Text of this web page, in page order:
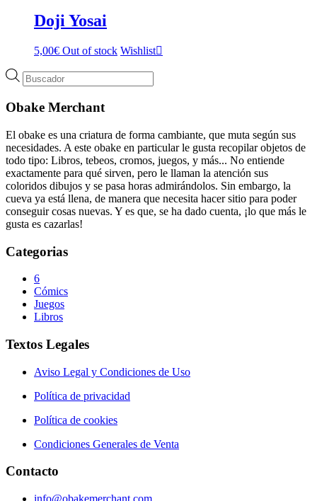
Doji Yosai
5,00€ Out of stock Wishlist
Búsqueda
de
Obake Merchant
El obake es una criatura de forma cambiante, que muta según sus
necesidades. A este obake en particular le gusta recopilar objetos de
todo tipo: Libros, tebeos, cromos, juegos, y más... No entiende
exactamente para qué sirven, pero le llaman la atención sus
coloridos dibujos y se pasa horas admirándolos. Sin embargo, la
cueva ya está llena, de manera que necesita hacer sitio para poder
conseguir cosas nuevas. Y es que, se ha dado cuenta, ¡lo que más le
gusta es cazarlas!
Categorias
6
Cómics
Juegos
Libros
Textos Legales
Aviso Legal y Condiciones de Uso
Política de privacidad
Política de cookies
Condiciones Generales de Venta
Contacto